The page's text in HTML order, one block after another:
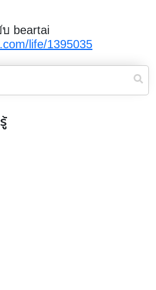
beartai
life/1395035